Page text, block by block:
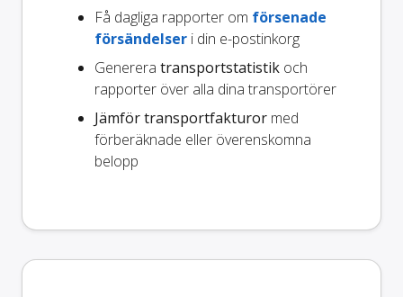
Få dagliga rapporter om försenade
försändelser i din e-postinkorg
Generera transportstatistik och
rapporter över alla dina transportörer
Jämför transportfakturor med
förberäknade eller överenskomna
belopp